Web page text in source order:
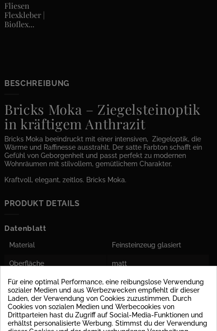
Fliesen
Flexkleber |
Bioflex...
BESCHREIBUNG
Bricks Moka – Ziegelsteinoptik
in kräftigem Anthrazit
Bricks Moka beeindruckt mit einer intensiven, Ziegeloptik, die
Wärme und Raffinesse ausstrahlt. Der satte Farbton schafft ein
Gefühl von Geborgenheit und passt perfekt zu modernen
Wohnräumen mit stilvollem, gemütlichem Charakter.
Kraftvoll, elegant, zeitlos. Bricks Moka.
PRODUKT DETAILS
Datenblatt
Material Feinsteinzeug glasiert
Oberfläche matt
Stärke 9 mm
Rutschsicherheit
R9 : z.B. Bodenfliesen in
Innbereichen, in
allgemeinen, öffentlichen
Bereichen (Büros, Hausflur)
Für eine optimal Performance, eine reibungslose Verwendung
sozialer Medien und aus Werbezwecken empfiehlt dir dieser
Laden, der Verwendung von Cookies zuzustimmen. Durch
Cookies von sozialen Medien und Werbecookies von
Drittparteien hast du Zugriff auf Social-Media-Funktionen und
erhältst personalisierte Werbung. Stimmst du der Verwendung